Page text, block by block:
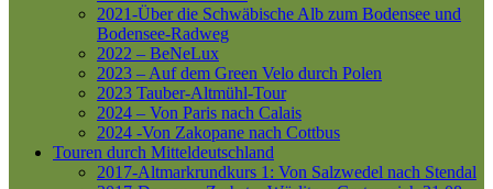
2021-Über die Schwäbische Alb zum Bodensee und
Bodensee-Radweg
2022 – BeNeLux
2023 – Auf dem Green Velo durch Polen
2023 Tauber-Altmühl-Tour
2024 – Von Paris nach Calais
2024 -Von Zakopane nach Cottbus
Touren durch Mitteldeutschland
2017-Altmarkrundkurs 1: Von Salzwedel nach Stendal